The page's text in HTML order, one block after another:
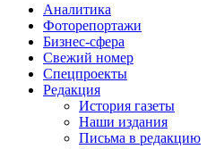
Аналитика
Фоторепортажи
Бизнес-сфера
Свежий номер
Спецпроекты
Редакция
История газеты
Наши издания
Письма в редакцию